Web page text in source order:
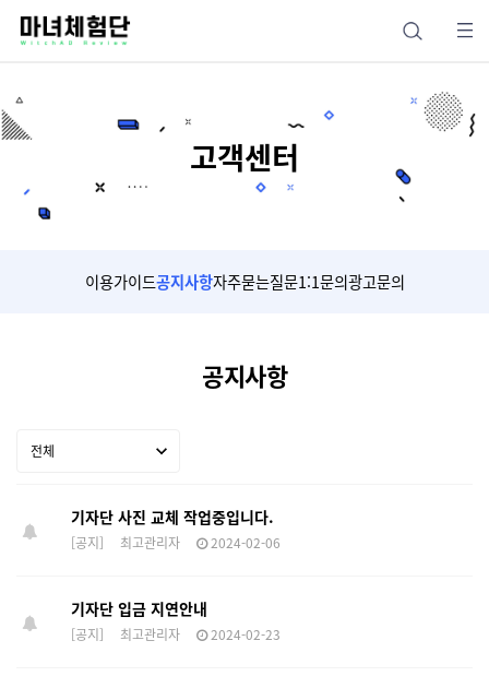
고객센터
이용가이드공지사항자주묻는질문1:1문의광고문의
공지사항
기자단 사진 교체 작업중입니다.
[공지] 최고관리자 2024-02-06
기자단 입금 지연안내
[공지] 최고관리자 2024-02-23